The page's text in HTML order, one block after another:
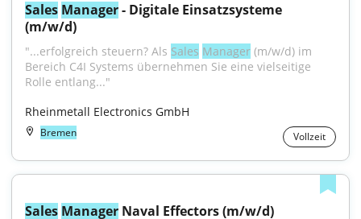
Sales Manager - Digitale Einsatzsysteme
(m/w/d)
"...erfolgreich steuern? Als Sales Manager (m/w/d) im
Bereich C4I Systems übernehmen Sie eine vielseitige
Rolle entlang..."
Rheinmetall Electronics GmbH
Bremen Vollzeit
Sales Manager Naval Effectors (m/w/d)